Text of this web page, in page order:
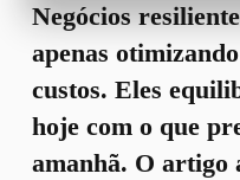
Negócios
apenas
custos. Eles
hoje com o que
amanhã. O artigo